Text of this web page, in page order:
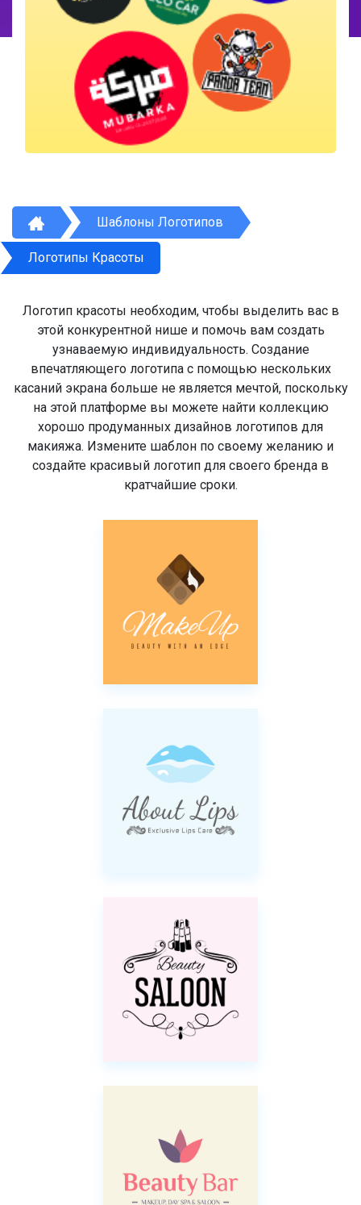
Шаблоны Логотипов
Логотипы Красоты
Логотип красоты необходим, чтобы выделить вас в
этой конкурентной нише и помочь вам создать
узнаваемую индивидуальность. Создание
впечатляющего логотипа с помощью нескольких
касаний экрана больше не является мечтой, поскольку
на этой платформе вы можете найти коллекцию
хорошо продуманных дизайнов логотипов для
макияжа. Измените шаблон по своему желанию и
создайте красивый логотип для своего бренда в
кратчайшие сроки.